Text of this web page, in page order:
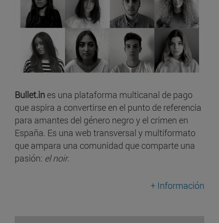
Bullet.in es una plataforma multicanal de pago
que aspira a convertirse en el punto de referencia
para amantes del género negro y el crimen en
España. Es una web transversal y multiformato
que ampara una comunidad que comparte una
pasión: el noir.
+ Información